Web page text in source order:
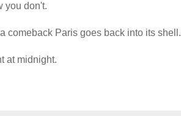
you don't.
comeback Paris goes back into its shell.
at midnight.